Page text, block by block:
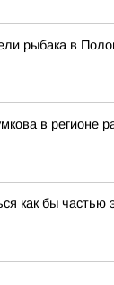
рыбака в
в регионе
как бы частью